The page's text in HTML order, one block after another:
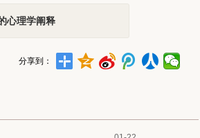
心理学阐释
分享到：